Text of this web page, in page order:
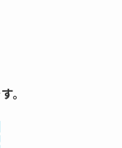
。